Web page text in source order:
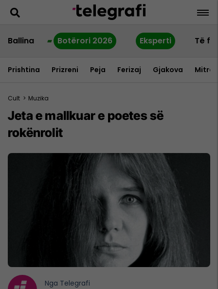
Ballina Botërori 2026 Eksperti Të
Prishtina Prizreni Peja Ferizaj Gjakova
Cult > Muzika
Jeta e mallkuar e poetes së
rokënrolit
Nga Telegrafi